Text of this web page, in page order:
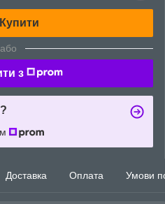
Купити
або
з
Доставка Оплата Умови